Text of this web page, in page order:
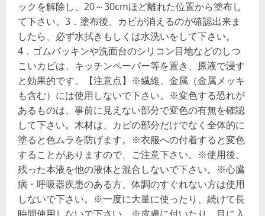
ックを解除し、20～30cmほど離れた位置から塗布し
て下さい。3．塗布後、カビが消えるのが確認出来ま
したら、必ず水拭きもしくは水洗いをして下さい。
4．ゴムパッキンや洗面台のシリコン目地などのしつ
こいカビは、キッチンペーパー等を置き、原液で浸す
と効果的です。【注意点】※繊維、金属（金属メッキ
も含む）には使用しないで下さい。※変色する恐れが
あるものは、事前に見えない部分で変色の有無を確認
して下さい。木材は、カビの部分だけでなく全体的に
塗ると色ムラを防げます。※衣服への付着すると変色
することがありますので、ご注意下さい。※使用後、
残った本液を他の液体と混合しないで下さい。※心臓
病・呼吸器疾患のある方、体調のすぐれない方は使用
しないで下さい。※一度に大量に使ったり、続けて長